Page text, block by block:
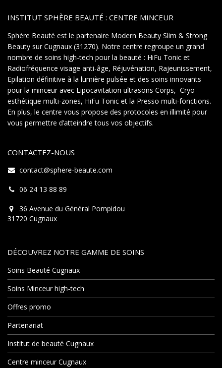
INSTITUT SPHÈRE BEAUTÉ : CENTRE MINCEUR
Sphère Beauté est le partenaire Modern Beauty Slim & Strong
Beauty sur Cugnaux (31270). Notre centre regroupe un grand
nombre de soins high-tech pour la beauté : HiFu Tonic et
Radiofréquence visage anti-âge, Réjuvénation, Rajeunissement,
Epilation définitive à la lumière pulsée et des soins innovants
pour la minceur avec Lipocavitation ultrasons Corps, Cryo-
esthétique multi-zones, HiFu Tonic et la Presso multi-fonctions.
En plus, le centre vous propose des protocoles en illimité pour
vous permettre d’atteindre tous vos objectifs.
CONTACTEZ-NOUS
contact@sphere-beaute.com
06 24 13 88 89
36 Avenue du Général Pompidou
31720 Cugnaux
DÉCOUVREZ NOTRE GAMME DE SOINS
Soins Beauté Cugnaux
Soins Minceur high-tech
Offres promo
Partenariat
Institut de beauté Cugnaux
Centre minceur Cugnaux